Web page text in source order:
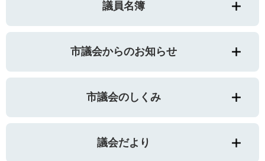
議員名簿
市議会からのお知らせ
市議会のしくみ
議会だより